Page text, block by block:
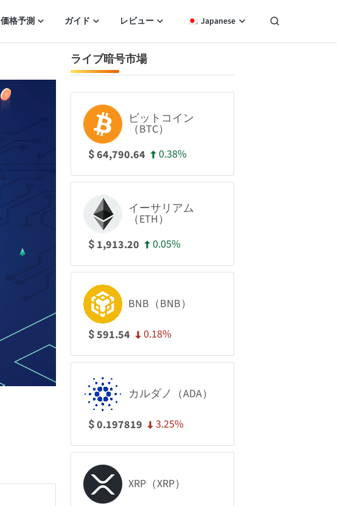
価格予測 ガイド レビュー Japanese
ライブ暗号市場
ビットコイン
（BTC）
$64,790.64 0.38%
イーサリアム
（ETH）
$ 1,913.20 0.05%
BNB（BNB）
$591.54 0.18%
カルダノ（ADA）
$0.197819 3.25%
XRP（XRP）